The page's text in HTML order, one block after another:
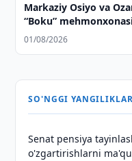
Markaziy Osiyo va
“Boku”
ishtirok etdilar
01/08/2026
SO'NGGI YANGILIKLAR
Senat pensiya
o'zgartirishlarni